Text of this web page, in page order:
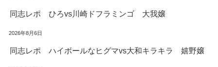
同志レポ ひろvs川崎ドフラミンゴ 大我嬢
2026年8月6日
同志レポ ハイボールなヒグマvs大和キラキラ 嬉野嬢